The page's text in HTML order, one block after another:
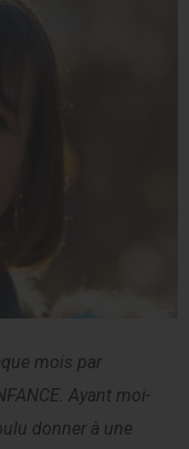
mois par
Ayant moi-
donner à une